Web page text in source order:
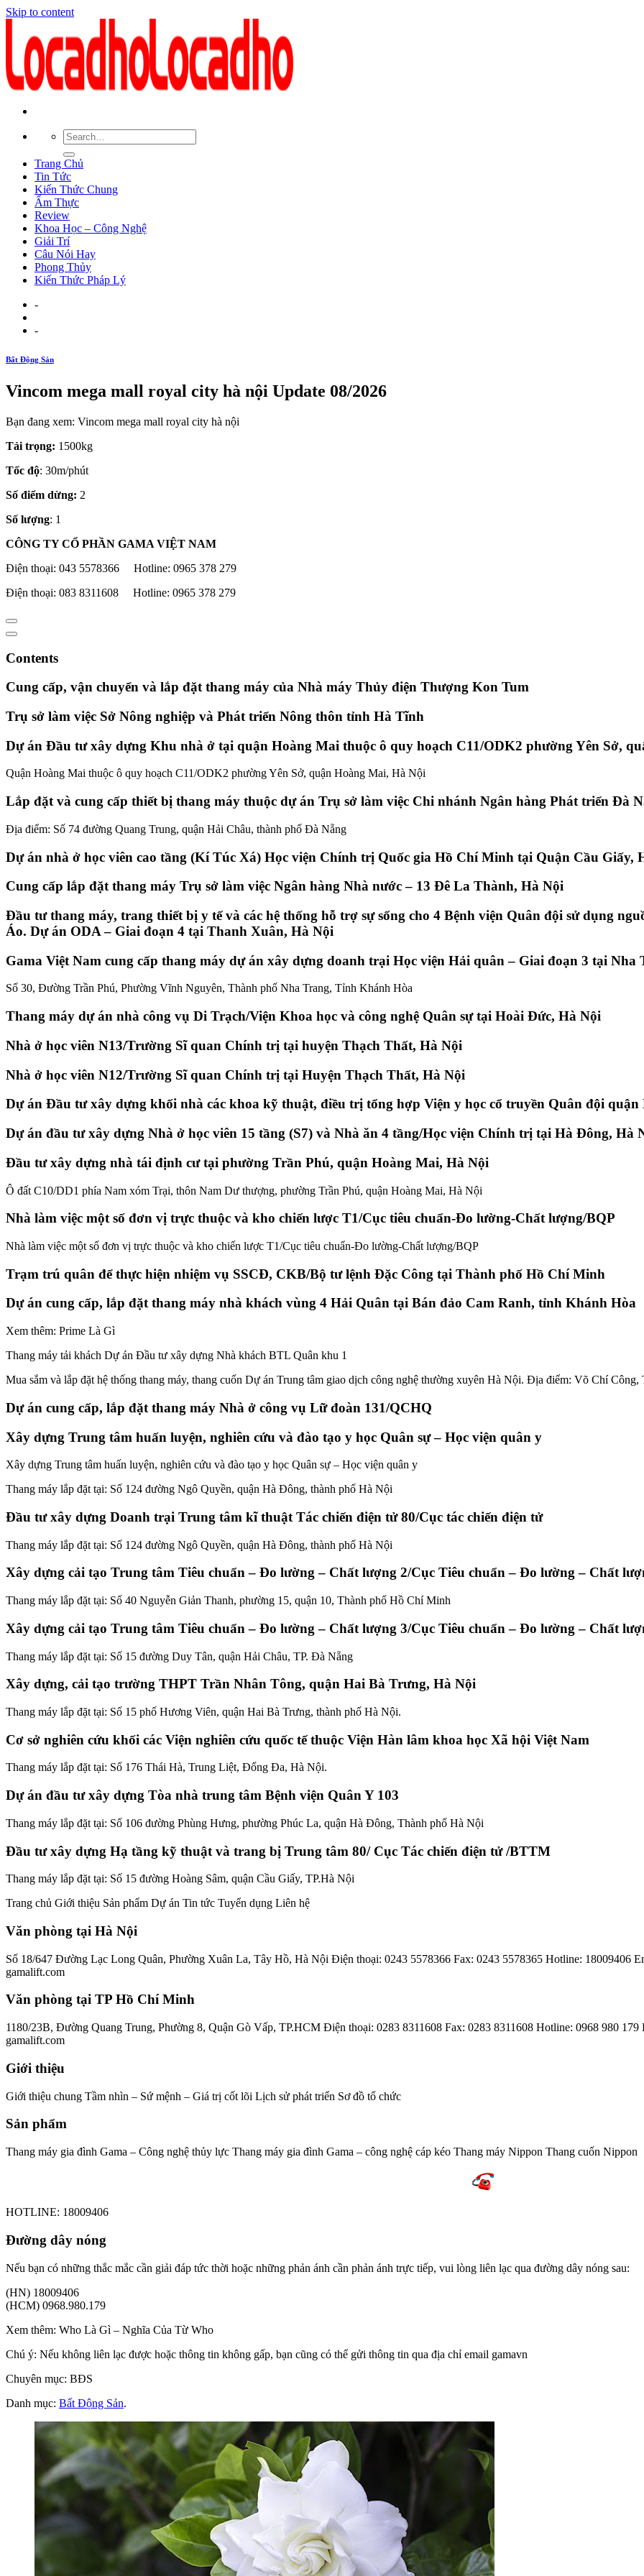
Skip to content
Trang Chủ
Tin Tức
Kiến Thức Chung
Ẩm Thực
Review
Khoa Học – Công Nghệ
Giải Trí
Câu Nói Hay
Phong Thủy
Kiến Thức Pháp Lý
-
-
Bất Động Sản
Vincom mega mall royal city hà nội Update 08/2026
Bạn đang xem: Vincom mega mall royal city hà nội
Tải trọng: 1500kg
Tốc độ: 30m/phút
Số điểm dừng: 2
Số lượng: 1
CÔNG TY CỔ PHẦN GAMA VIỆT NAM
Điện thoại: 043 5578366 Hotline: 0965 378 279
Điện thoại: 083 8311608 Hotline: 0965 378 279
Contents
Cung cấp, vận chuyển và lắp đặt thang máy của Nhà máy Thủy điện Thượng Kon Tum
Trụ sở làm việc Sở Nông nghiệp và Phát triển Nông thôn tỉnh Hà Tĩnh
Dự án Đầu tư xây dựng Khu nhà ở tại quận Hoàng Mai thuộc ô quy hoạch C11/ODK2 phường Yên Sở,
Quận Hoàng Mai thuộc ô quy hoạch C11/ODK2 phường Yên Sở, quận Hoàng Mai, Hà Nội
Lắp đặt và cung cấp thiết bị thang máy thuộc dự án Trụ sở làm việc Chi nhánh Ngân hàng Phát triển Đà
Địa điểm: Số 74 đường Quang Trung, quận Hải Châu, thành phố Đà Nẵng
Dự án nhà ở học viên cao tầng (Kí Túc Xá) Học viện Chính trị Quốc gia Hồ Chí Minh tại Quận Cầu Giấy,
Cung cấp lắp đặt thang máy Trụ sở làm việc Ngân hàng Nhà nước – 13 Đê La Thành, Hà Nội
Đầu tư thang máy, trang thiết bị y tế và các hệ thống hỗ trợ sự sống cho 4 Bệnh viện Quân đội sử dụng
Áo. Dự án ODA – Giai đoạn 4 tại Thanh Xuân, Hà Nội
Gama Việt Nam cung cấp thang máy dự án xây dựng doanh trại Học viện Hải quân – Giai đoạn 3 tại Nha
Số 30, Đường Trần Phú, Phường Vĩnh Nguyên, Thành phố Nha Trang, Tỉnh Khánh Hòa
Thang máy dự án nhà công vụ Di Trạch/Viện Khoa học và công nghệ Quân sự tại Hoài Đức, Hà Nội
Nhà ở học viên N13/Trường Sĩ quan Chính trị tại huyện Thạch Thất, Hà Nội
Nhà ở học viên N12/Trường Sĩ quan Chính trị tại Huyện Thạch Thất, Hà Nội
Dự án Đầu tư xây dựng khối nhà các khoa kỹ thuật, điều trị tổng hợp Viện y học cổ truyền Quân đội
Dự án đầu tư xây dựng Nhà ở học viên 15 tầng (S7) và Nhà ăn 4 tầng/Học viện Chính trị tại Hà Đông, Hà
Đầu tư xây dựng nhà tái định cư tại phường Trần Phú, quận Hoàng Mai, Hà Nội
Ô đất C10/DD1 phía Nam xóm Trại, thôn Nam Dư thượng, phường Trần Phú, quận Hoàng Mai, Hà Nội
Nhà làm việc một số đơn vị trực thuộc và kho chiến lược T1/Cục tiêu chuẩn-Đo lường-Chất lượng/BQP
Nhà làm việc một số đơn vị trực thuộc và kho chiến lược T1/Cục tiêu chuẩn-Đo lường-Chất lượng/BQP
Trạm trú quân để thực hiện nhiệm vụ SSCĐ, CKB/Bộ tư lệnh Đặc Công tại Thành phố Hồ Chí Minh
Dự án cung cấp, lắp đặt thang máy nhà khách vùng 4 Hải Quân tại Bán đảo Cam Ranh, tỉnh Khánh Hòa
Xem thêm: Prime Là Gì
Thang máy tải khách Dự án Đầu tư xây dựng Nhà khách BTL Quân khu 1
Mua sắm và lắp đặt hệ thống thang máy, thang cuốn Dự án Trung tâm giao dịch công nghệ thường xuyên Hà Nội. Địa điểm: Võ Chí
Dự án cung cấp, lắp đặt thang máy Nhà ở công vụ Lữ đoàn 131/QCHQ
Xây dựng Trung tâm huấn luyện, nghiên cứu và đào tạo y học Quân sự – Học viện quân y
Xây dựng Trung tâm huấn luyện, nghiên cứu và đào tạo y học Quân sự – Học viện quân y
Thang máy lắp đặt tại: Số 124 đường Ngô Quyền, quận Hà Đông, thành phố Hà Nội
Đầu tư xây dựng Doanh trại Trung tâm kĩ thuật Tác chiến điện tử 80/Cục tác chiến điện tử
Thang máy lắp đặt tại: Số 124 đường Ngô Quyền, quận Hà Đông, thành phố Hà Nội
Xây dựng cải tạo Trung tâm Tiêu chuẩn – Đo lường – Chất lượng 2/Cục Tiêu chuẩn – Đo lường – Chất
Thang máy lắp đặt tại: Số 40 Nguyễn Giản Thanh, phường 15, quận 10, Thành phố Hồ Chí Minh
Xây dựng cải tạo Trung tâm Tiêu chuẩn – Đo lường – Chất lượng 3/Cục Tiêu chuẩn – Đo lường – Chất
Thang máy lắp đặt tại: Số 15 đường Duy Tân, quận Hải Châu, TP. Đà Nẵng
Xây dựng, cải tạo trường THPT Trần Nhân Tông, quận Hai Bà Trưng, Hà Nội
Thang máy lắp đặt tại: Số 15 phố Hương Viên, quận Hai Bà Trưng, thành phố Hà Nội.
Cơ sở nghiên cứu khối các Viện nghiên cứu quốc tế thuộc Viện Hàn lâm khoa học Xã hội Việt Nam
Thang máy lắp đặt tại: Số 176 Thái Hà, Trung Liệt, Đống Đa, Hà Nội.
Dự án đầu tư xây dựng Tòa nhà trung tâm Bệnh viện Quân Y 103
Thang máy lắp đặt tại: Số 106 đường Phùng Hưng, phường Phúc La, quận Hà Đông, Thành phố Hà Nội
Đầu tư xây dựng Hạ tầng kỹ thuật và trang bị Trung tâm 80/ Cục Tác chiến điện tử /BTTM
Thang máy lắp đặt tại: Số 15 đường Hoàng Sâm, quận Cầu Giấy, TP.Hà Nội
Trang chủ Giới thiệu Sản phẩm Dự án Tin tức Tuyển dụng Liên hệ
Văn phòng tại Hà Nội
Số 18/647 Đường Lạc Long Quân, Phường Xuân La, Tây Hồ, Hà Nội Điện thoại: 0243 5578366 Fax: 0243 5578365 Hotline: 18009406
gamalift.com
Văn phòng tại TP Hồ Chí Minh
1180/23B, Đường Quang Trung, Phường 8, Quận Gò Vấp, TP.HCM Điện thoại: 0283 8311608 Fax: 0283 8311608 Hotline: 0968 980 179
gamalift.com
Giới thiệu
Giới thiệu chung Tầm nhìn – Sứ mệnh – Giá trị cốt lõi Lịch sử phát triển Sơ đồ tổ chức
Sản phẩm
Thang máy gia đình Gama – Công nghệ thủy lực Thang máy gia đình Gama – công nghệ cáp kéo Thang máy Nippon Thang cuốn Nippon
HOTLINE: 18009406
Đường dây nóng
Nếu bạn có những thắc mắc cần giải đáp tức thời hoặc những phản ánh cần phản ánh trực tiếp, vui lòng liên lạc qua đường dây nóng sau:
(HN) 18009406
(HCM) 0968.980.179
Xem thêm: Who Là Gì – Nghĩa Của Từ Who
Chú ý: Nếu không liên lạc được hoặc thông tin không gấp, bạn cũng có thể gửi thông tin qua địa chỉ email gamavn
Chuyên mục: BĐS
Danh mục: Bất Động Sản.